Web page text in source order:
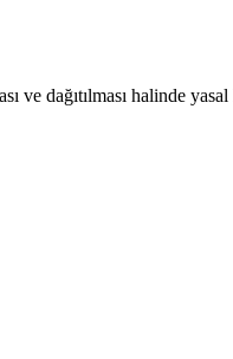
ve dağıtılması halinde